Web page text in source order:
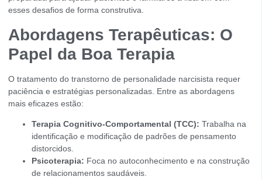
esses desafios de forma construtiva.
Abordagens Terapêuticas: O
Papel da Boa Terapia
O tratamento do transtorno de personalidade narcisista requer
paciência e estratégias personalizadas. Entre as abordagens
mais eficazes estão:
Terapia Cognitivo-Comportamental (TCC): Trabalha na
identificação e modificação de padrões de pensamento
distorcidos.
Psicoterapia: Foca no autoconhecimento e na construção
de relacionamentos saudáveis.